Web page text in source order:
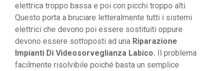
elettrica troppo bassa e poi con picchi troppo alti.
Questo porta a bruciare letteralmente tutti i sistemi
elettrici che devono poi essere sostituiti oppure
devono essere sottoposti ad una Riparazione
Impianti Di Videosorveglianza Labico. Il problema
facilmente risolvibile poiché basta un semplice